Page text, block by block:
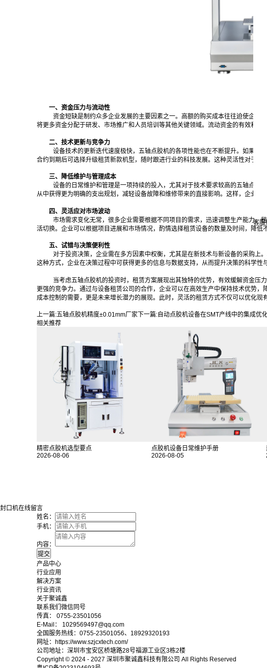
一、资金压力与流动性
资金短缺是制约众多企业发展的主要因素之一。高额的购买成本往往迫使企业
将更多资金分配于研发、市场推广和人员培训等其他关键领域。流动资金的有效利
二、技术更新与竞争力
设备技术的更新迭代速度极快，五轴点胶机的各项性能也在不断提升。如果购
合约到期后可选择升级租赁新款机型，随时跟进行业的科技发展。这种灵活性对于
三、降低维护与管理成本
设备的日常维护和管理是一项持续的投入，尤其对于技术要求较高的五轴点胶
从中获得更为明确的支出规划，减轻设备故障和维修带来的直接影响。这样，企业不
四、灵活应对市场波动
市场需求变化无常，很多企业需要根据不同项目的需求，迅速调整生产能力。
活切换。企业可以根据项目进展和市场情况，酌情选择租赁设备的数量及时间，降
五、试错与决策便利性
对于投资决策，企业需在多方因素中权衡，尤其是在新技术与新设备的采购上
这种方式，企业在决策过程中可获得更多的信息与数据支持，从而提升决策的科学性
当考虑五轴点胶机的投资时，租赁方案展现出其独特的优势，有效缓解资金
更强的竞争力。通过与设备租赁公司的合作，企业可以在高效生产中保持技术优势
成本控制的需要，更是未来增长潜力的展现。此时，灵活的租赁方式不仅可以优化现
上一篇:五轴点胶机精度±0.01mm厂家 下一篇:自动点胶机设备在SMT产线中的集成优
相关推荐
精密点胶机选型要点
2026-08-06
点胶机设备日常维护手册
2026-08-05
封口机在线留言
姓名：
手机：
内容：
产品中心
行业应用
解决方案
行业资讯
关于聚诚鑫
联系我们微信同号
传真： 0755-23501056
E-Mail： 1029569497@qq.com
全国服务热线：0755-23501056、18929320193
网址：https://www.szjcxtech.com/
公司地址：深圳市宝安区桥塘路28号福源工业区3栋2楼
Copyright © 2024 - 2027 深圳市聚诚鑫科技有限公司 All Rights Reserved
客服